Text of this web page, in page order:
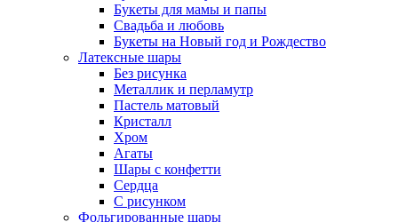
Букеты для мамы и папы
Свадьба и любовь
Букеты на Новый год и Рождество
Латексные шары
Без рисунка
Металлик и перламутр
Пастель матовый
Кристалл
Хром
Агаты
Шары с конфетти
Сердца
С рисунком
Фольгированные шары